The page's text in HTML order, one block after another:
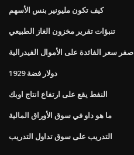
كيف تكون مليونير بنس الأسهم
تنبؤات تقرير مخزون الغاز الطبيعي
صفر سعر الفائدة على الأموال الفيدرالية
1929 دولار فضة
النفط يقع على ارتفاع انتاج اوبك
ما هو داو في سوق الأوراق المالية
التدريب على سوق تداول التدريب